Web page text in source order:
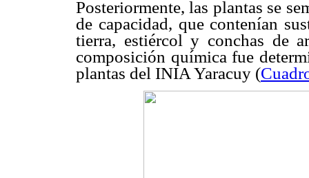
Posteriormente, las plantas se
de capacidad, que contenían
tierra, estiércol y conchas de
composición química fue
plantas del INIA Yaracuy (